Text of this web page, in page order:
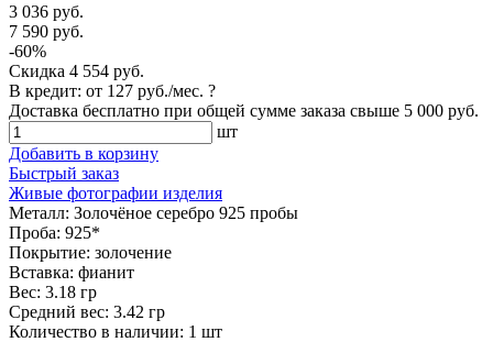
3 036 руб.
7 590 руб.
-60%
Скидка 4 554 руб.
В кредит: от 127 руб./мес. ?
Доставка бесплатно при общей сумме заказа свыше 5 000 руб.
шт
Добавить в корзину
Быстрый заказ
Живые фотографии изделия
Металл: Золочёное серебро 925 пробы
Проба: 925*
Покрытие: золочение
Вставка: фианит
Вес: 3.18 гр
Средний вес: 3.42 гр
Количество в наличии: 1 шт